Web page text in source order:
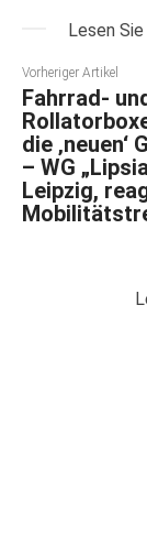
Lesen
Vorheriger Artikel
Fahrrad-
die ‚neuen‘
– WG
Leipzig,